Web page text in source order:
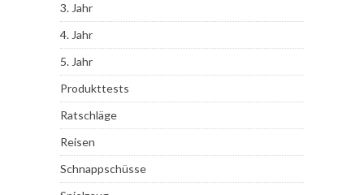
3. Jahr
4. Jahr
5. Jahr
Produkttests
Ratschläge
Reisen
Schnappschüsse